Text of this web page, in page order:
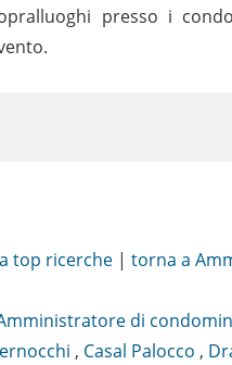
presso i
top ricerche | torna a
di
, Casal Palocco ,